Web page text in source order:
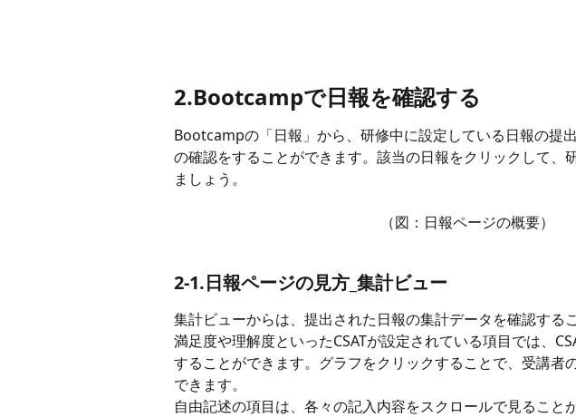
2.Bootcampで日報を確認する
Bootcampの「日報」から、研修中に設定している日報の提
の確認をすることができます。該当の日報をクリックして、
ましょう。
  （図：日報ページの概要）
2-1.日報ページの見方_集計ビュー
集計ビューからは、提出された日報の集計データを確認する
満足度や理解度といったCSATが設定されている項目では、
することができます。グラフをクリックすることで、受講者
できます。
自由記述の項目は、各々の記入内容をスクロールで見ること